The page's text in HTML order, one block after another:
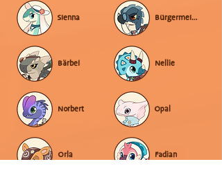
Sienna
Bärbel
Norbert
Orla
Bürgermeister
Nellie
Opal
Fadian